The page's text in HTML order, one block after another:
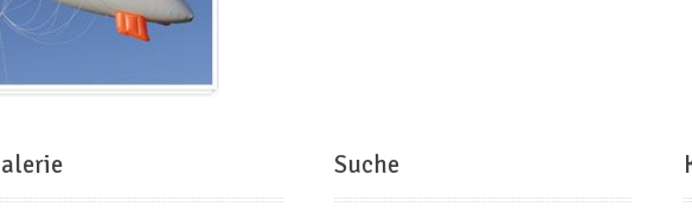
Suche